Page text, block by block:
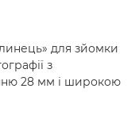
для зйомки
з
28 мм і широкою